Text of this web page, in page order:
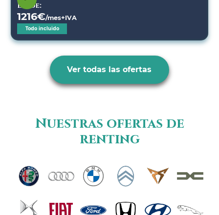
Desde:
1216€/mes+IVA
Todo incluido
Ver todas las ofertas
Nuestras ofertas de
renting